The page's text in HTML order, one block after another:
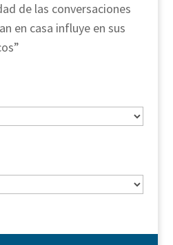
de las conversaciones
en casa influye en sus